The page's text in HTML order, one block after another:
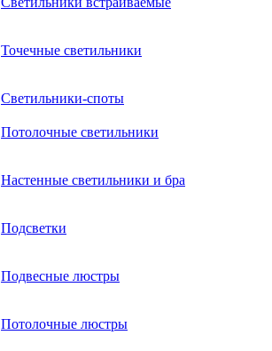
Точечные светильники
Светильники-споты
Потолочные светильники
Настенные светильники и бра
Подсветки
Подвесные люстры
Потолочные люстры